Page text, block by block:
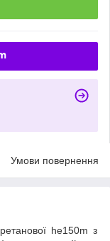
Умови повернення
he150m з